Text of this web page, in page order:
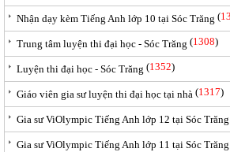
Nhận dạy kèm Tiếng Anh lớp 10 tại Sóc Trăng (
Trung tâm luyện thi đại học - Sóc Trăng (1308)
Luyện thi đại học - Sóc Trăng (1352)
Giáo viên gia sư luyện thi đại học tại nhà (1317)
Gia sư ViOlympic Tiếng Anh lớp 12 tại Sóc Trăng
Gia sư ViOlympic Tiếng Anh lớp 11 tại Sóc Trăng